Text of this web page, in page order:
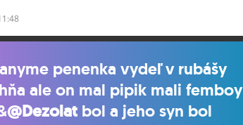
penenka vydeľ v rubášy
ale on mal pipik mali femboy
@Dezolatbol a jeho syn bol